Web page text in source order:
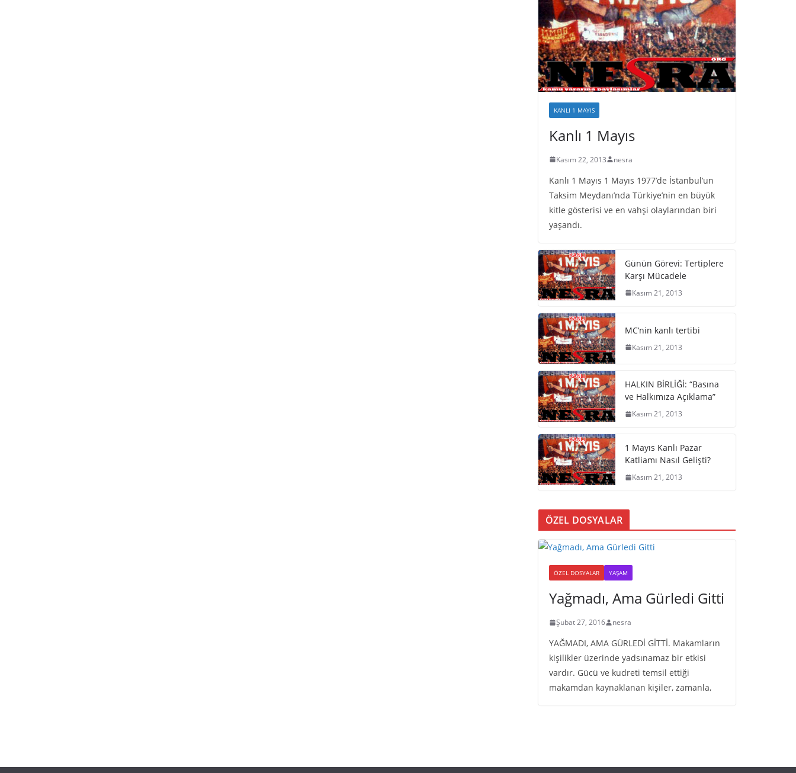
KANLI 1 MAYIS
Kanlı 1 Mayıs
Kasım 22, 2013 nesra
Kanlı 1 Mayıs 1 Mayıs 1977’de İstanbul’un
Taksim Meydanı’nda Türkiye’nin en büyük
kitle gösterisi ve en vahşi olaylarından biri
yaşandı.
Günün Görevi: Tertiplere
Karşı Mücadele
Kasım 21, 2013
MC’nin kanlı tertibi
Kasım 21, 2013
HALKIN BİRLİĞİ: “Basına
ve Halkımıza Açıklama”
Kasım 21, 2013
1 Mayıs Kanlı Pazar
Katliamı Nasıl Gelişti?
Kasım 21, 2013
ÖZEL DOSYALAR
ÖZEL DOSYALAR YAŞAM
Yağmadı, Ama Gürledi Gitti
Şubat 27, 2016 nesra
YAĞMADI, AMA GÜRLEDİ GİTTİ. Makamların
kişilikler üzerinde yadsınamaz bir etkisi
vardır. Gücü ve kudreti temsil ettiği
makamdan kaynaklanan kişiler, zamanla,